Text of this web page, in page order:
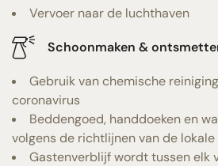
Vervoer naar de luchthaven
Schoonmaken &
Gebruik van chemische
coronavirus
Beddengoed, handdoeken en
volgens de richtlijnen van de
Gastenverblijf wordt tussen elk